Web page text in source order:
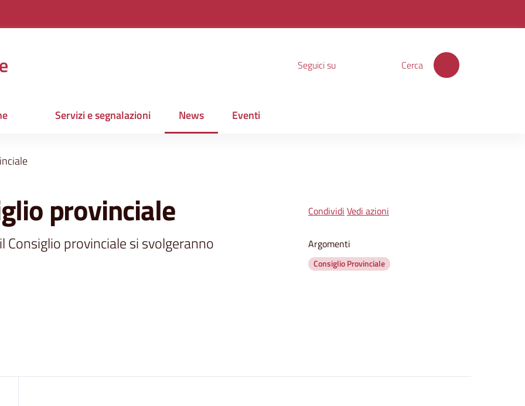
Seguici su Cerca
Servizi e segnalazioni News
Menu selezionato
Eventi
provinciale
Consiglio provinciale si svolgeranno
Condividi Vedi azioni
Argomenti
Consiglio Provinciale